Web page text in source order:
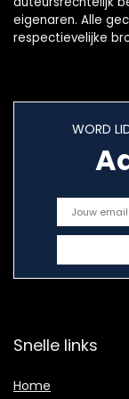
eigenaren. Alle
respectievelijke
WORD
Snelle links
Home